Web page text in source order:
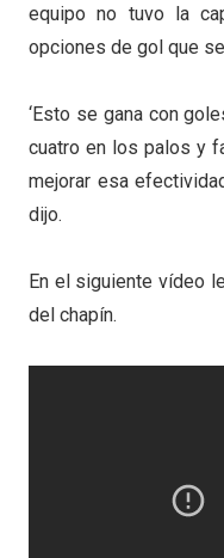
equipo no tuvo la
opciones de gol que
‘Esto se gana con
cuatro en los palos y
mejorar esa
dijo.
En el siguiente vídeo
del chapín.